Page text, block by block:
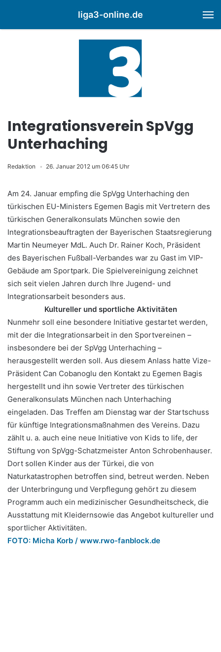
liga3-online.de
Integrationsverein SpVgg
Unterhaching
Redaktion 26. Januar 2012 um 06:45 Uhr
Am 24. Januar empfing die SpVgg Unterhaching den
türkischen EU-Ministers Egemen Bagis mit Vertretern des
türkischen Generalkonsulats München sowie den
Integrationsbeauftragten der Bayerischen Staatsregierung
Martin Neumeyer MdL. Auch Dr. Rainer Koch, Präsident
des Bayerischen Fußball-Verbandes war zu Gast im VIP-
Gebäude am Sportpark. Die Spielvereinigung zeichnet
sich seit vielen Jahren durch Ihre Jugend- und
Integrationsarbeit besonders aus.
Kultureller und sportliche Aktivitäten
Nunmehr soll eine besondere Initiative gestartet werden,
mit der die Integrationsarbeit in den Sportvereinen –
insbesondere bei der SpVgg Unterhaching –
herausgestellt werden soll. Aus diesem Anlass hatte Vize-
Präsident Can Cobanoglu den Kontakt zu Egemen Bagis
hergestellt und ihn sowie Vertreter des türkischen
Generalkonsulats München nach Unterhaching
eingeladen. Das Treffen am Dienstag war der Startschuss
für künftige Integrationsmaßnahmen des Vereins. Dazu
zählt u. a. auch eine neue Initiative von Kids to life, der
Stiftung von SpVgg-Schatzmeister Anton Schrobenhauser.
Dort sollen Kinder aus der Türkei, die von
Naturkatastrophen betroffen sind, betreut werden. Neben
der Unterbringung und Verpflegung gehört zu diesem
Programm auch ein medizinischer Gesundheitscheck, die
Ausstattung mit Kleidernsowie das Angebot kultureller und
sportlicher Aktivitäten.
FOTO: Micha Korb / www.rwo-fanblock.de